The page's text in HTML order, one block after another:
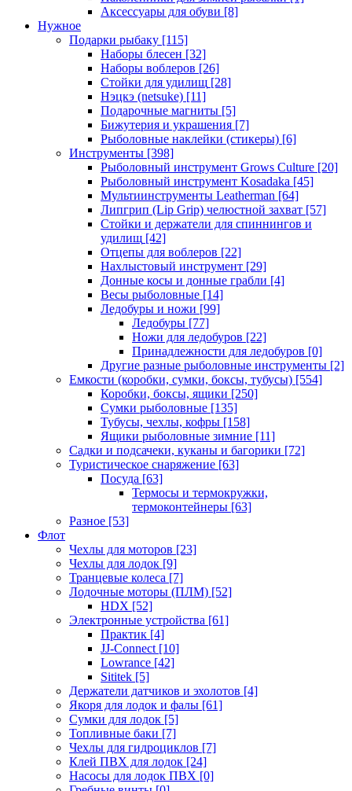
Аксессуары для обуви [8]
Нужное
Подарки рыбаку [115]
Наборы блесен [32]
Наборы воблеров [26]
Стойки для удилищ [28]
Нэцкэ (netsuke) [11]
Подарочные магниты [5]
Бижутерия и украшения [7]
Рыболовные наклейки (стикеры) [6]
Инструменты [398]
Рыболовный инструмент Grows Culture [20]
Рыболовный инструмент Kosadaka [45]
Мультиинструменты Leatherman [64]
Липгрип (Lip Grip) челюстной захват [57]
Стойки и держатели для спиннингов и
удилищ [42]
Отцепы для воблеров [22]
Нахлыстовый инструмент [29]
Донные косы и донные грабли [4]
Весы рыболовные [14]
Ледобуры и ножи [99]
Ледобуры [77]
Ножи для ледобуров [22]
Принадлежности для ледобуров [0]
Другие разные рыболовные инструменты [2]
Емкости (коробки, сумки, боксы, тубусы) [554]
Коробки, боксы, ящики [250]
Сумки рыболовные [135]
Тубусы, чехлы, кофры [158]
Ящики рыболовные зимние [11]
Садки и подсачеки, куканы и багорики [72]
Туристическое снаряжение [63]
Посуда [63]
Термосы и термокружки,
термоконтейнеры [63]
Разное [53]
Флот
Чехлы для моторов [23]
Чехлы для лодок [9]
Транцевые колеса [7]
Лодочные моторы (ПЛМ) [52]
HDX [52]
Электронные устройства [61]
Практик [4]
JJ-Connect [10]
Lowrance [42]
Sititek [5]
Держатели датчиков и эхолотов [4]
Якоря для лодок и фалы [61]
Сумки для лодок [5]
Топливные баки [7]
Чехлы для гидроциклов [7]
Клей ПВХ для лодок [24]
Насосы для лодок ПВХ [0]